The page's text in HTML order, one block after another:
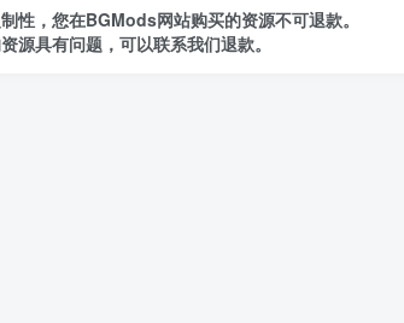
性， 您在BGMods网站购买的资源不可退款。
源具有问题 ， 可以联系我们退款。